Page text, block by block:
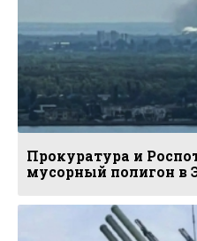
Прокуратура и
мусорный полигон в